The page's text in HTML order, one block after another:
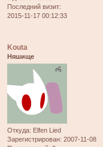
Последний визит:
2015-11-17 00:12:33
Kouta
Няшище
Откуда: Elfen Lied
Зарегистрирован: 2007-11-08